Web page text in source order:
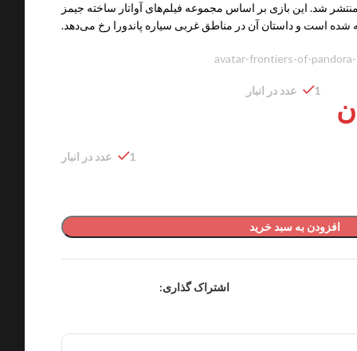
۲۰۲۳ توسط شرکت Ubisoft منتشر شد. این بازی بر اساس مجموعه فیلم‌های آواتار ساخته جیمز
شده است و داستان آن در مناطق غربی سیاره پاندورا رخ می‌دهد.
avatar-frontiers-of-
1 عدد در انبار
1 عدد در انبار
افزودن به سبد خرید
اشتراک گذاری: